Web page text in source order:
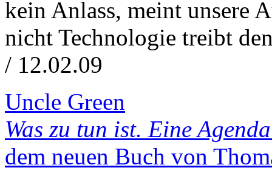
kein Anlass, meint unsere
nicht Technologie treibt
/ 12.02.09
Uncle Green
Was zu tun ist. Eine
dem neuen Buch von